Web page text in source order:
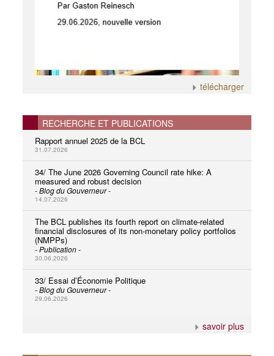
télécharger
RECHERCHE ET PUBLICATIONS
Rapport annuel 2025 de la BCL
31.07.2026
34/ The June 2026 Governing Council rate hike: A
measured and robust decision
- Blog du Gouverneur -
14.07.2026
The BCL publishes its fourth report on climate-related
financial disclosures of its non-monetary policy portfolios
(NMPPs)
- Publication -
30.06.2026
33/ Essai d’Économie Politique
- Blog du Gouverneur -
29.06.2026
savoir plus